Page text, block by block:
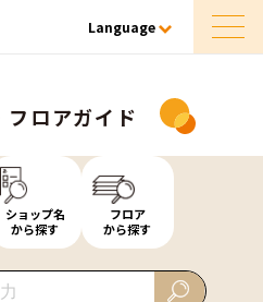
Language
フロアガイド
ショップ名
から探す
フロア
から探す